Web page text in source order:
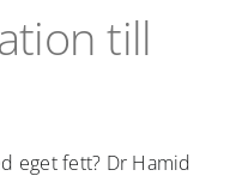
till
eget fett? Dr Hamid